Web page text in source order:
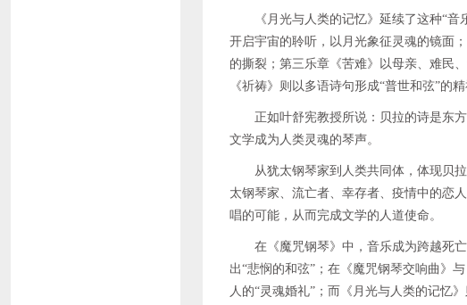
《月光与人类的记忆》延续了这种“
开启宇宙的聆听，以月光象征灵魂的镜面
的撕裂；第三乐章《苦难》以母亲、难民
《祈祷》则以多语诗句形成“普世和弦”的精
正如叶舒宪教授所说：贝拉的诗是东
文学成为人类灵魂的琴声。
从犹太钢琴家到人类共同体，体现贝
太钢琴家、流亡者、幸存者、疫情中的恋
唱的可能，从而完成文学的人道使命。
在《魔咒钢琴》中，音乐成为跨越死
出“悲悯的和弦”；在《魔咒钢琴交响曲》
人的“灵魂婚礼”；而《月光与人类的记忆